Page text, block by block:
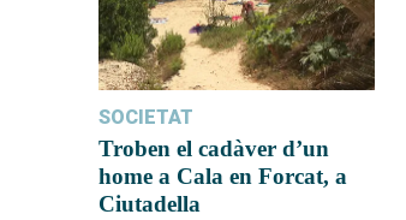
SOCIETAT
Troben el cadàver d’un
home a Cala en Forcat, a
Ciutadella